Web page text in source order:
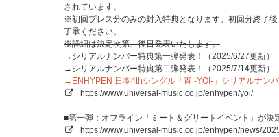
されています。
※初回プレス分のみの封入特典となります。初回分終了
了承ください。
※詳細は決定次第、後日発表いたします。
→シリアルナンバー特典第一弾発表！（2025/6/27更新）
→シリアルナンバー特典第二弾発表！（2025/7/14更新）
→ENHYPEN 日本4thシングル「宵 -YOI-」シリアルナン
https://www.universal-music.co.jp/enhypen/yoi/
■第一弾：オフライン「ミート＆グリートイベント」が決
https://www.universal-music.co.jp/enhypen/news/